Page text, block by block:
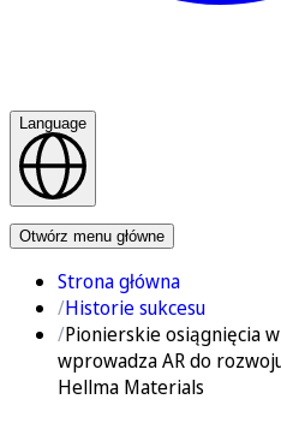
Language
Otwórz menu główne
Strona główna
Historie sukcesu
Pionierskie osiągnięcia
wprowadza AR do
Hellma Materials